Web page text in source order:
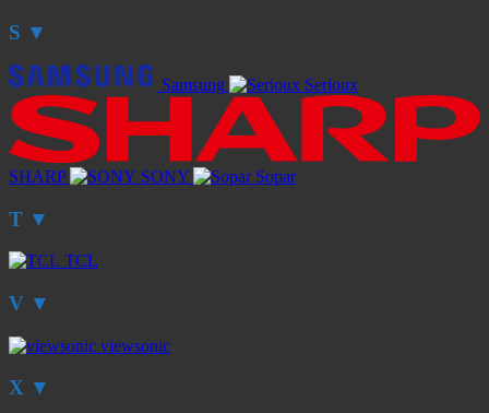
S ▼
Samsung Serioux
SHARP SONY Sopar
T ▼
TCL
V ▼
viewsonic
X ▼